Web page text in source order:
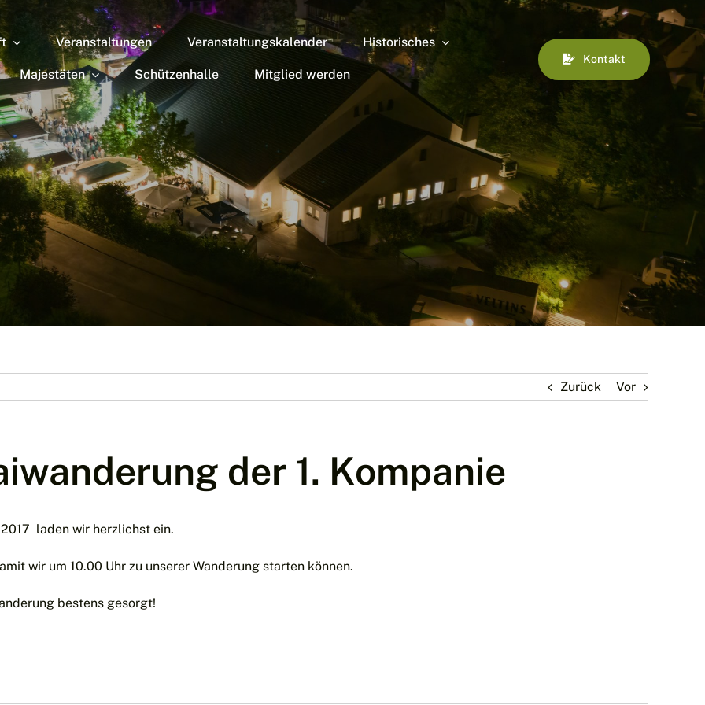
Veranstaltungen Veranstaltungskalender Historisches
Majestäten Schützenhalle Mitglied werden
Kontakt
Zurück Vor
der 1. Kompanie
laden wir herzlichst ein.
wir um 10.00 Uhr zu unserer Wanderung starten können.
bestens gesorgt!